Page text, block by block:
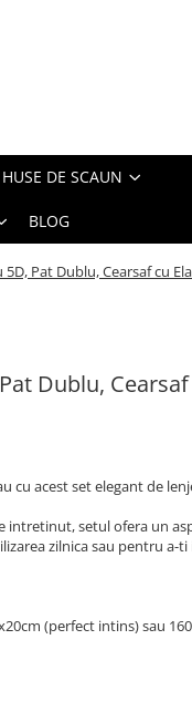
HUSE DE SCAUN
BLOG
Pat Dublu, Cearsaf cu
Dublu,
cu acest set elegant de
intretinut, setul ofera un
zilnica sau pentru a-
(perfect intins) sau